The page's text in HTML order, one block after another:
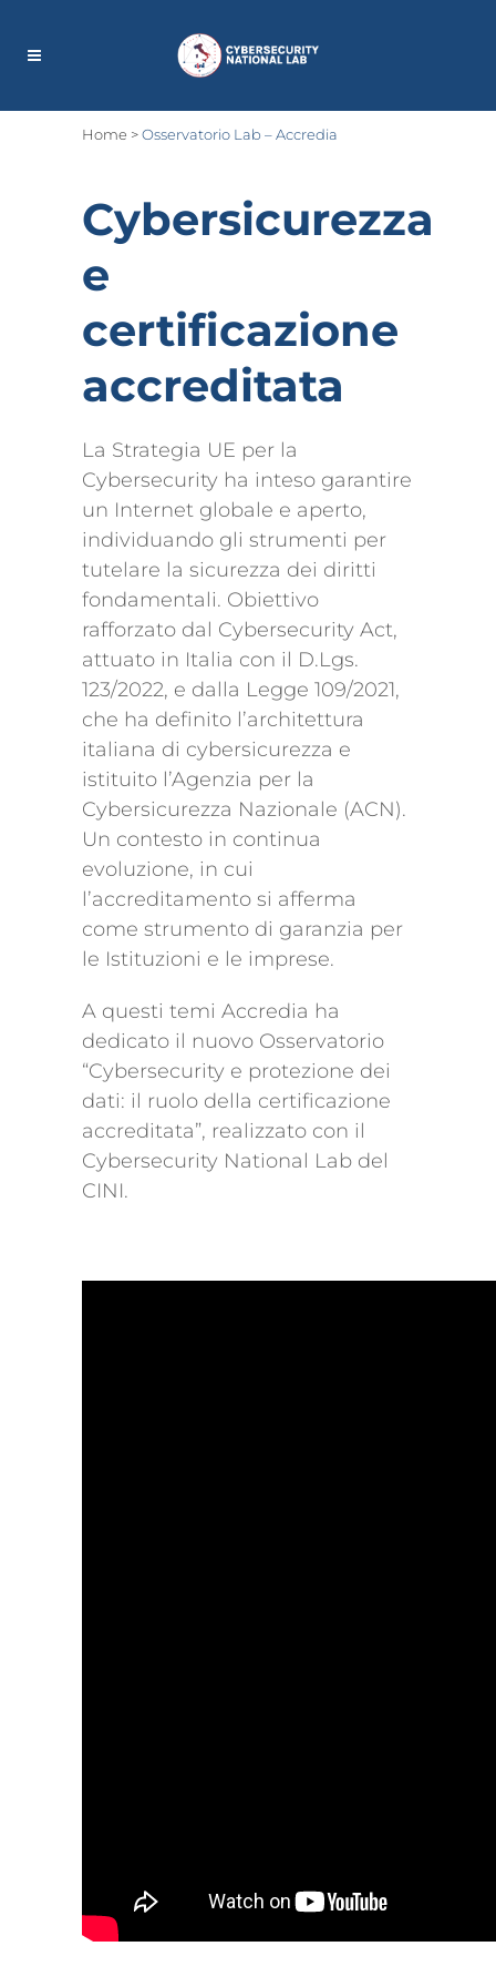
Home >Osservatorio Lab – Accredia
Cybersicurezza
e
certificazione
accreditata
La Strategia UE per la
Cybersecurity ha inteso garantire
un Internet globale e aperto,
individuando gli strumenti per
tutelare la sicurezza dei diritti
fondamentali. Obiettivo
rafforzato dal Cybersecurity Act,
attuato in Italia con il D.Lgs.
123/2022, e dalla Legge 109/2021,
che ha definito l’architettura
italiana di cybersicurezza e
istituito l’Agenzia per la
Cybersicurezza Nazionale (ACN).
Un contesto in continua
evoluzione, in cui
l’accreditamento si afferma
come strumento di garanzia per
le Istituzioni e le imprese.
A questi temi Accredia ha
dedicato il nuovo Osservatorio
“Cybersecurity e protezione dei
dati: il ruolo della certificazione
accreditata”, realizzato con il
Cybersecurity National Lab del
CINI.